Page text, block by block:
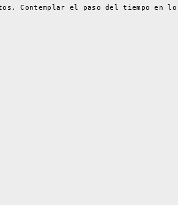
Contemplar el paso del tiempo en